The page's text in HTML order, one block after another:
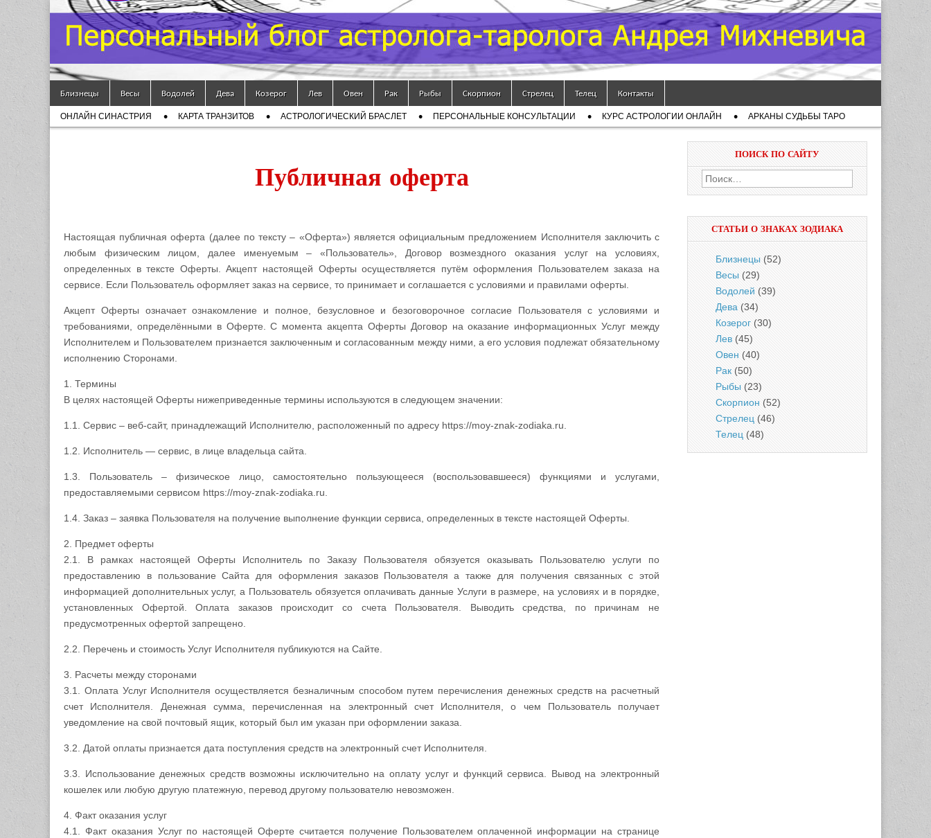
Гороскоп
Мой
Знак
Зодиака
Main menu
Близнецы Весы Водолей Дева Козерог Лев Овен Рак Рыбы Скорпион Стрелец Телец Контакты
Sub menu
ОНЛАЙН СИНАСТРИЯ КАРТА ТРАНЗИТОВ АСТРОЛОГИЧЕСКИЙ БРАСЛЕТ ПЕРСОНАЛЬНЫЕ КОНСУЛЬТАЦИИ КУРС АСТРОЛОГИИ ОНЛАЙН АРКАНЫ СУДЬБЫ ТАРО
Публичная оферта
Настоящая публичная оферта (далее по тексту – «Оферта») является официальным предложением Исполнителя заключить с
любым физическим лицом, далее именуемым – «Пользователь», Договор возмездного оказания услуг на условиях,
определенных в тексте Оферты. Акцепт настоящей Оферты осуществляется путём оформления Пользователем заказа на
сервисе. Если Пользователь оформляет заказ на сервисе, то принимает и соглашается с условиями и правилами оферты.
Акцепт Оферты означает ознакомление и полное, безусловное и безоговорочное согласие Пользователя с условиями и
требованиями, определёнными в Оферте. С момента акцепта Оферты Договор на оказание информационных Услуг между
Исполнителем и Пользователем признается заключенным и согласованным между ними, а его условия подлежат обязательному
исполнению Сторонами.
1. Термины
В целях настоящей Оферты нижеприведенные термины используются в следующем значении:
1.1. Сервис – веб-сайт, принадлежащий Исполнителю, расположенный по адресу https://moy-znak-zodiaka.ru.
1.2. Исполнитель — сервис, в лице владельца сайта.
1.3. Пользователь – физическое лицо, самостоятельно пользующееся (воспользовавшееся) функциями и услугами,
предоставляемыми сервисом https://moy-znak-zodiaka.ru.
1.4. Заказ – заявка Пользователя на получение выполнение функции сервиса, определенных в тексте настоящей Оферты.
2. Предмет оферты
2.1. В рамках настоящей Оферты Исполнитель по Заказу Пользователя обязуется оказывать Пользователю услуги по
предоставлению в пользование Сайта для оформления заказов Пользователя а также для получения связанных с этой
информацией дополнительных услуг, а Пользователь обязуется оплачивать данные Услуги в размере, на условиях и в порядке,
установленных Офертой. Оплата заказов происходит со счета Пользователя. Выводить средства, по причинам не
предусмотренных офертой запрещено.
2.2. Перечень и стоимость Услуг Исполнителя публикуются на Сайте.
3. Расчеты между сторонами
3.1. Оплата Услуг Исполнителя осуществляется безналичным способом путем перечисления денежных средств на расчетный
счет Исполнителя. Денежная сумма, перечисленная на электронный счет Исполнителя, о чем Пользователь получает
уведомление на свой почтовый ящик, который был им указан при оформлении заказа.
3.2. Датой оплаты признается дата поступления средств на электронный счет Исполнителя.
3.3. Использование денежных средств возможны исключительно на оплату услуг и функций сервиса. Вывод на электронный
кошелек или любую другую платежную, перевод другому пользователю невозможен.
4. Факт оказания услуг
4.1. Факт оказания Услуг по настоящей Оферте считается получение Пользователем оплаченной информации на странице
ПОИСК ПО САЙТУ
Найти:
СТАТЬИ О ЗНАКАХ ЗОДИАКА
Близнецы (52)
Весы (29)
Водолей (39)
Дева (34)
Козерог (30)
Лев (45)
Овен (40)
Рак (50)
Рыбы (23)
Скорпион (52)
Стрелец (46)
Телец (48)